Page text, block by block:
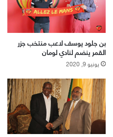
بن جلود يوسف لاعب منتخب جزر
القمر ينضم لنادي لومان
يونيو 9, 2020